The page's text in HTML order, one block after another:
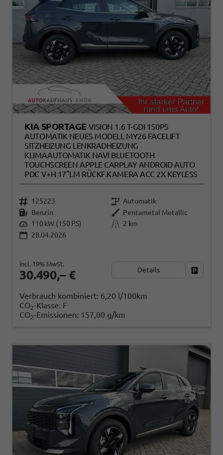
KIA SPORTAGE VISION 1.6 T-GDI 150PS
AUTOMATIK NEUES MODELL MY26 FACELIFT
SITZHEIZUNG LENKRADHEIZUNG
KLIMAAUTOMATIK NAVI BLUETOOTH
TOUCHSCREEN APPLE CARPLAY ANDROID AUTO
PDC V+H 17"LM RÜCKF.KAMERA ACC 2X KEYLESS
125223
Automatik
Benzin
Pentametal Metallic
110 kW (150 PS)
2 km
28.04.2026
30.490,– €
incl. 19% MwSt.
Details
Verbrauch kombiniert: 6,20 l/100km
CO2-Klasse: F
CO2-Emissionen: 157,00 g/km